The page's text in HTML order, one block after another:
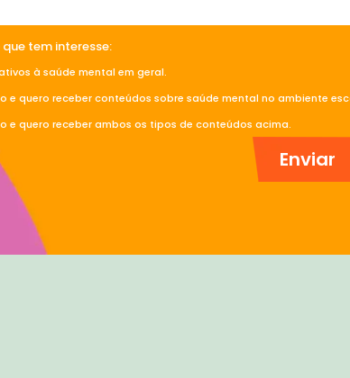
tem interesse:
à saúde mental em geral.
e quero receber conteúdos sobre saúde mental no ambiente
e quero receber ambos os tipos de conteúdos acima.